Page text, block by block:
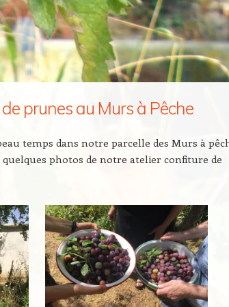
prunes au Murs à Pêche
temps dans notre parcelle des Murs à
photos de notre atelier confiture de